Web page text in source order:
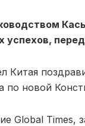
успехов,
Китая
по новой
Global Times,